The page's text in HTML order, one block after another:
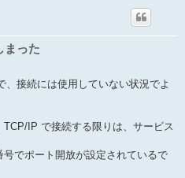
まった
接続には使用していない状況でよ
IP で接続する限りは、サービス
でポート開放が設定されているで